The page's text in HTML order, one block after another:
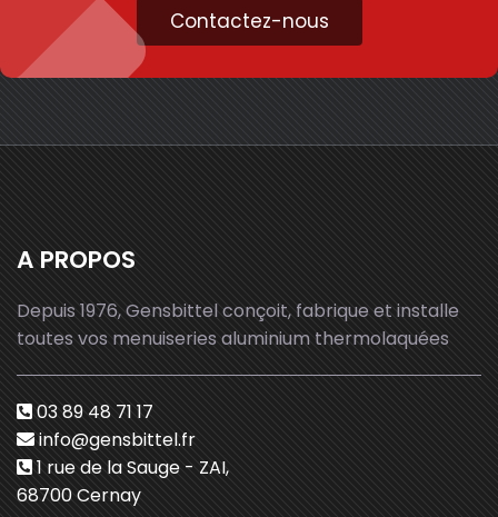
Contactez-nous
A PROPOS
Depuis 1976, Gensbittel conçoit, fabrique et installe
toutes vos menuiseries aluminium thermolaquées
03 89 48 71 17
info@gensbittel.fr
1 rue de la Sauge - ZAI,
68700 Cernay